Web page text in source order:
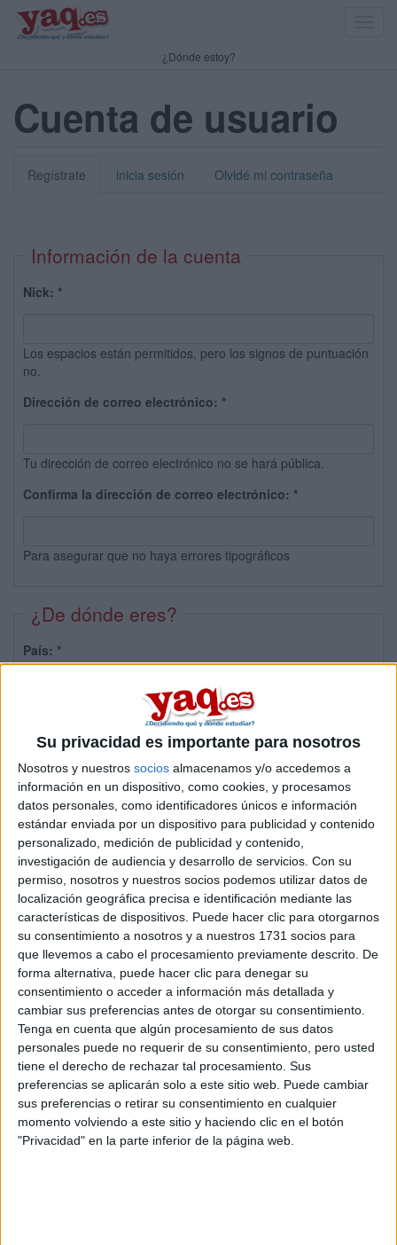
Su privacidad es importante para nosotros
Nosotros y nuestros socios almacenamos y/o accedemos a
información en un dispositivo, como cookies, y procesamos
datos personales, como identificadores únicos e información
estándar enviada por un dispositivo para publicidad y contenido
personalizado, medición de publicidad y contenido,
investigación de audiencia y desarrollo de servicios. Con su
permiso, nosotros y nuestros socios podemos utilizar datos de
localización geográfica precisa e identificación mediante las
características de dispositivos. Puede hacer clic para otorgarnos
su consentimiento a nosotros y a nuestros 1731 socios para
que llevemos a cabo el procesamiento previamente descrito. De
forma alternativa, puede hacer clic para denegar su
consentimiento o acceder a información más detallada y
cambiar sus preferencias antes de otorgar su consentimiento.
Tenga en cuenta que algún procesamiento de sus datos
personales puede no requerir de su consentimiento, pero usted
tiene el derecho de rechazar tal procesamiento. Sus
preferencias se aplicarán solo a este sitio web. Puede cambiar
sus preferencias o retirar su consentimiento en cualquier
momento volviendo a este sitio y haciendo clic en el botón
"Privacidad" en la parte inferior de la página web.
¿Dónde estoy?
Cuenta de usuario
Regístrate inicia sesión Olvidé mi contraseña
Información de la cuenta
Nick: *
Los espacios están permitidos, pero los signos de puntuación
no.
Dirección de correo electrónico: *
Tu dirección de correo electrónico no se hará pública.
Confirma la dirección de correo electrónico: *
Para asegurar que no haya errores tipográficos
¿De dónde eres?
País: *
Sobre ti
Soy:*
Chico
Chica
¿En qué año terminas (o terminaste) bachillerato o FP?
Soy estudiante de:*
Términos y Condiciones de Uso
Aceptolos Términos y Condicionesde uso*